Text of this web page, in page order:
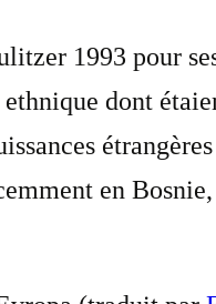
1993 pour
dont
en